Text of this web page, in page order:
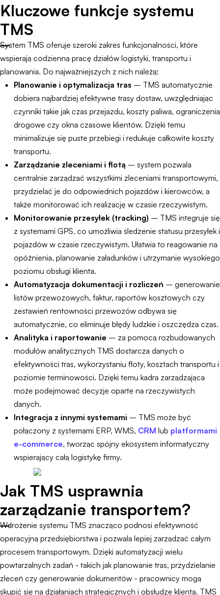
Kluczowe funkcje systemu
TMS
System TMS oferuje szeroki zakres funkcjonalności, które
wspierają codzienną pracę działów logistyki, transportu i
planowania. Do najważniejszych z nich należą:
Planowanie i optymalizacja tras – TMS automatycznie
dobiera najbardziej efektywne trasy dostaw, uwzględniając
czynniki takie jak czas przejazdu, koszty paliwa, ograniczenia
drogowe czy okna czasowe klientów. Dzięki temu
minimalizuje się puste przebiegi i redukuje całkowite koszty
transportu.
Zarządzanie zleceniami i flotą – system pozwala
centralnie zarządzać wszystkimi zleceniami transportowymi,
przydzielać je do odpowiednich pojazdów i kierowców, a
także monitorować ich realizację w czasie rzeczywistym.
Monitorowanie przesyłek (tracking) – TMS integruje się
z systemami GPS, co umożliwia śledzenie statusu przesyłek i
pojazdów w czasie rzeczywistym. Ułatwia to reagowanie na
opóźnienia, planowanie załadunków i utrzymanie wysokiego
poziomu obsługi klienta.
Automatyzacja dokumentacji i rozliczeń – generowanie
listów przewozowych, faktur, raportów kosztowych czy
zestawień rentowności przewozów odbywa się
automatycznie, co eliminuje błędy ludzkie i oszczędza czas.
Analityka i raportowanie – za pomocą rozbudowanych
modułów analitycznych TMS dostarcza danych o
efektywności tras, wykorzystaniu floty, kosztach transportu i
poziomie terminowości. Dzięki temu kadra zarządzająca
może podejmować decyzje oparte na rzeczywistych
danych.
Integracja z innymi systemami – TMS może być
połączony z systemami ERP, WMS, CRM lub platformami
e-commerce, tworząc spójny ekosystem informatyczny
wspierający całą logistykę firmy.
Jak TMS usprawnia
zarządzanie transportem?
Wdrożenie systemu TMS znacząco podnosi efektywność
operacyjną przedsiębiorstwa i pozwala lepiej zarządzać całym
procesem transportowym. Dzięki automatyzacji wielu
powtarzalnych zadań - takich jak planowanie tras, przydzielanie
zleceń czy generowanie dokumentów - pracownicy mogą
skupić się na działaniach strategicznych i obsłudze klienta. TMS